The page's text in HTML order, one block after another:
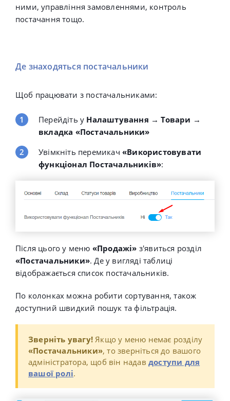
ними, управління замовленнями, контроль
постачання тощо.
Де знаходяться постачальники
Щоб працювати з постачальниками:
Перейдіть у Налаштування → Товари →
вкладка «Постачальники»
Увімкніть перемикач «Використовувати
функціонал Постачальників»:
Після цього у меню «Продажі» з'явиться розділ
«Постачальники». Де у вигляді таблиці
відображається список постачальників.
По колонках можна робити сортування, також
доступний швидкий пошук та фільтрація.
Зверніть увагу!Якщо у меню немає розділу
«Постачальники», то зверніться до вашого
адміністратора, щоб він надав доступи для
вашої ролі.